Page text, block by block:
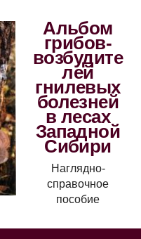
Альбом
грибов-
возбудите
лей
гнилевых
болезней
в лесах
Западной
Сибири
Наглядно-
справочное
пособие